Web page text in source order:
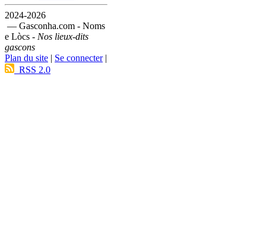
2024-2026
— Gasconha.com - Noms
e Lòcs - Nos lieux-dits
gascons
Plan du site | Se connecter|
RSS 2.0